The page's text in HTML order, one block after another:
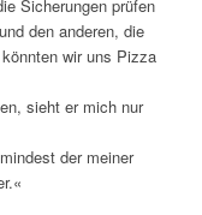
Sicherungen prüfen
den anderen, die
wir uns Pizza
sieht er mich nur
der meiner